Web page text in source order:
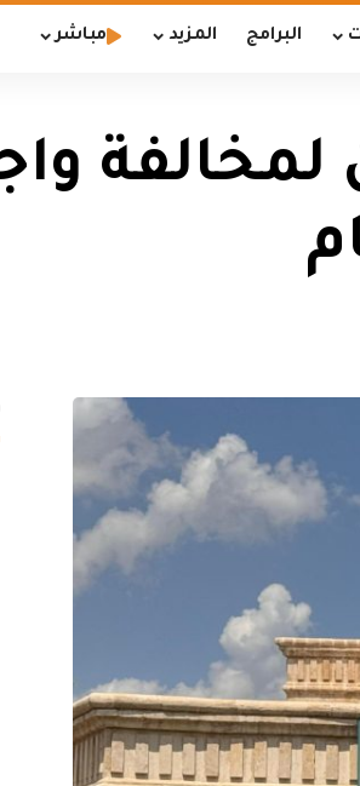
البرامج المزيد مباشر
8 مـوظفين